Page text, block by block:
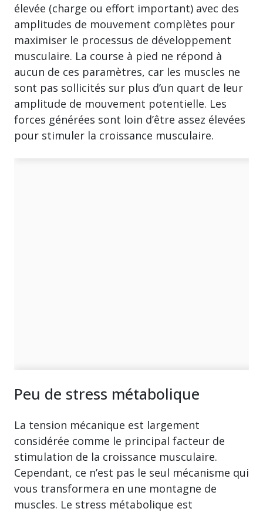
élevée (charge ou effort important) avec des
amplitudes de mouvement complètes pour
maximiser le processus de développement
musculaire. La course à pied ne répond à
aucun de ces paramètres, car les muscles ne
sont pas sollicités sur plus d’un quart de leur
amplitude de mouvement potentielle. Les
forces générées sont loin d’être assez élevées
pour stimuler la croissance musculaire.
Peu de stress métabolique
La tension mécanique est largement
considérée comme le principal facteur de
stimulation de la croissance musculaire.
Cependant, ce n’est pas le seul mécanisme qui
vous transformera en une montagne de
muscles. Le stress métabolique est